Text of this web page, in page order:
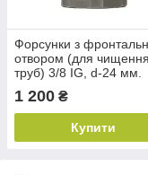
Форсунки з
отвором (для чищення
труб) 3/8 IG, d-24 мм.
1 200 ₴
Купити